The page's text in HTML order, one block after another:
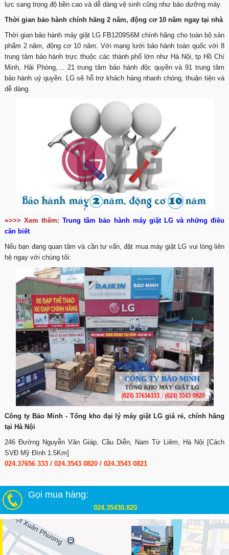
lực sang trọng độ bền cao và dễ dàng vệ sinh cũng như bảo dưỡng máy.
Thời gian bảo hành chính hãng 2 năm, động cơ 10 năm ngay tại nhà
Thời gian bảo hành máy giặt LG FB1209S6M chính hãng cho toàn bộ sản
phẩm 2 năm, động cơ 10 năm. Với mạng lưới bảo hành toàn quốc với 8
trung tâm bảo hành trực thuộc các thành phố lớn như Hà Nội, tp Hồ Chí
Minh, Hải Phòng,… 21 trung tâm bảo hành độc quyền và 91 trung tâm
bảo hành uỷ quyền. LG sẽ hỗ trợ khách hàng nhanh chóng, thuận tiện và
dễ dàng.
=>>> Xem thêm:Trung tâm bảo hành máy giặt LG và những điều
cần biết
Nếu bạn đang quan tâm và cần tư vấn, đặt mua máy giặt LG vui lòng liên
hệ ngay với chúng tôi:
Công ty Bảo Minh - Tổng kho đại lý máy giặt LG giá rẻ, chính hãng
tại Hà Nội
246 Đường Nguyễn Văn Giáp, Cầu Diễn, Nam Từ Liêm, Hà Nội [Cách
SVĐ Mỹ Đình 1.5Km]
024.37656 333 / 024.3543 0820 / 024.3543 0821
Gọi mua hàng:
024.35430.820